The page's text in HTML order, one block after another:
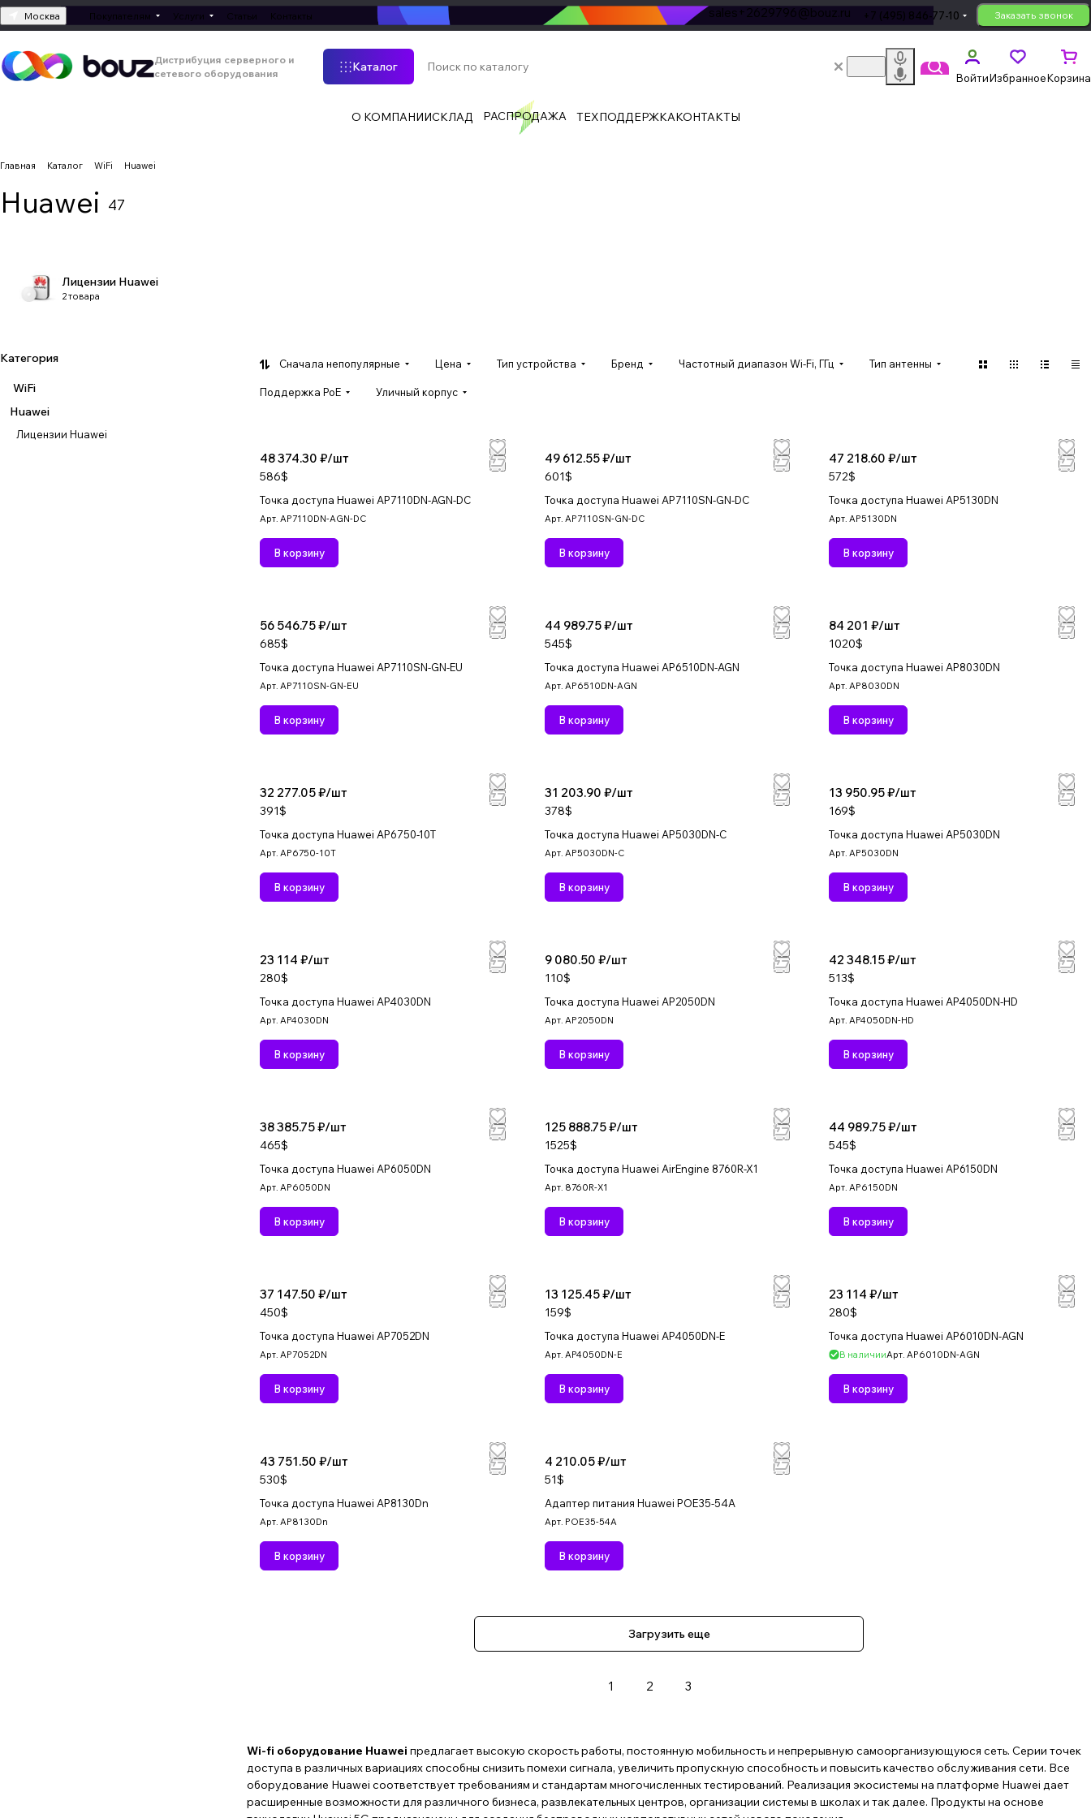
Москва Покупателям Услуги Статьи Контакты sales+2629796@bouz.ru +7 (495) 846-77-10 Заказать звонок
Дистрибуция серверного и
сетевого оборудования
Каталог
ВойтиИзбранноеКорзина
О КОМПАНИИСКЛАД РАСПРОДАЖА ТЕХПОДДЕРЖКАКОНТАКТЫ
Главная Каталог WiFi Huawei
Huawei 47
Лицензии Huawei
2 товара
Сначала непопулярные Цена Тип устройства Бренд Частотный диапазон Wi-Fi, ГГц Тип антенны
Поддержка PoE Уличный корпус
48 374.30 ₽/шт
586$
Точка доступа Huawei AP7110DN-AGN-DC
Арт. AP7110DN-AGN-DC
В корзину
49 612.55 ₽/шт
601$
Точка доступа Huawei AP7110SN-GN-DC
Арт. AP7110SN-GN-DC
В корзину
47 218.60 ₽/шт
572$
Точка доступа Huawei AP5130DN
Арт.AP5130DN
В корзину
56 546.75 ₽/шт
685$
Точка доступа Huawei AP7110SN-GN-EU
Арт. AP7110SN-GN-EU
В корзину
44 989.75 ₽/шт
545$
Точка доступа Huawei AP6510DN-AGN
Арт. AP6510DN-AGN
В корзину
84 201 ₽/шт
1020$
Точка доступа Huawei AP8030DN
Арт.AP8030DN
В корзину
32 277.05 ₽/шт
391$
Точка доступа Huawei AP6750-10T
Арт. AP6750-10T
В корзину
31 203.90 ₽/шт
378$
Точка доступа Huawei AP5030DN-C
Арт. AP5030DN-C
В корзину
13 950.95 ₽/шт
169$
Точка доступа Huawei AP5030DN
Арт.AP5030DN
В корзину
23 114 ₽/шт
280$
Точка доступа Huawei AP4030DN
Арт. AP4030DN
В корзину
9 080.50 ₽/шт
110$
Точка доступа Huawei AP2050DN
Арт. AP2050DN
В корзину
42 348.15 ₽/шт
513$
Точка доступа Huawei AP4050DN-HD
Арт.AP4050DN-HD
В корзину
38 385.75 ₽/шт
465$
Точка доступа Huawei AP6050DN
Арт. AP6050DN
В корзину
125 888.75 ₽/шт
1525$
Точка доступа Huawei AirEngine 8760R-X1
Арт. 8760R-X1
В корзину
44 989.75 ₽/шт
545$
Точка доступа Huawei AP6150DN
Арт.AP6150DN
В корзину
37 147.50 ₽/шт
450$
Точка доступа Huawei AP7052DN
Арт. AP7052DN
В корзину
13 125.45 ₽/шт
159$
Точка доступа Huawei AP4050DN-E
Арт. AP4050DN-E
В корзину
23 114 ₽/шт
280$
Точка доступа Huawei AP6010DN-AGN
В наличииАрт.AP6010DN-AGN
В корзину
43 751.50 ₽/шт
530$
Точка доступа Huawei AP8130Dn
Арт. AP8130Dn
В корзину
4 210.05 ₽/шт
51$
Адаптер питания Huawei POE35-54A
Арт. POE35-54A
В корзину
Загрузить еще
1 2 3
Wi-fi оборудование Huawei предлагает высокую скорость работы, постоянную мобильность и непрерывную самоорганизующуюся сеть. Серии точек
доступа в различных вариациях способны снизить помехи сигнала, увеличить пропускную способность и повысить качество обслуживания сети. Все
оборудование Huawei соответствует требованиям и стандартам многочисленных тестирований. Реализация экосистемы на платформе Huawei дает
расширенные возможности для различного бизнеса, развлекательных центров, организации системы в школах и так далее. Продукты на основе
Категория
WiFi
Huawei
Лицензии Huawei